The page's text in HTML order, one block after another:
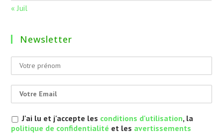
« Juil
Newsletter
J'ai lu et j'accepte les conditions d'utilisation, la
politique de confidentialité et les avertissements